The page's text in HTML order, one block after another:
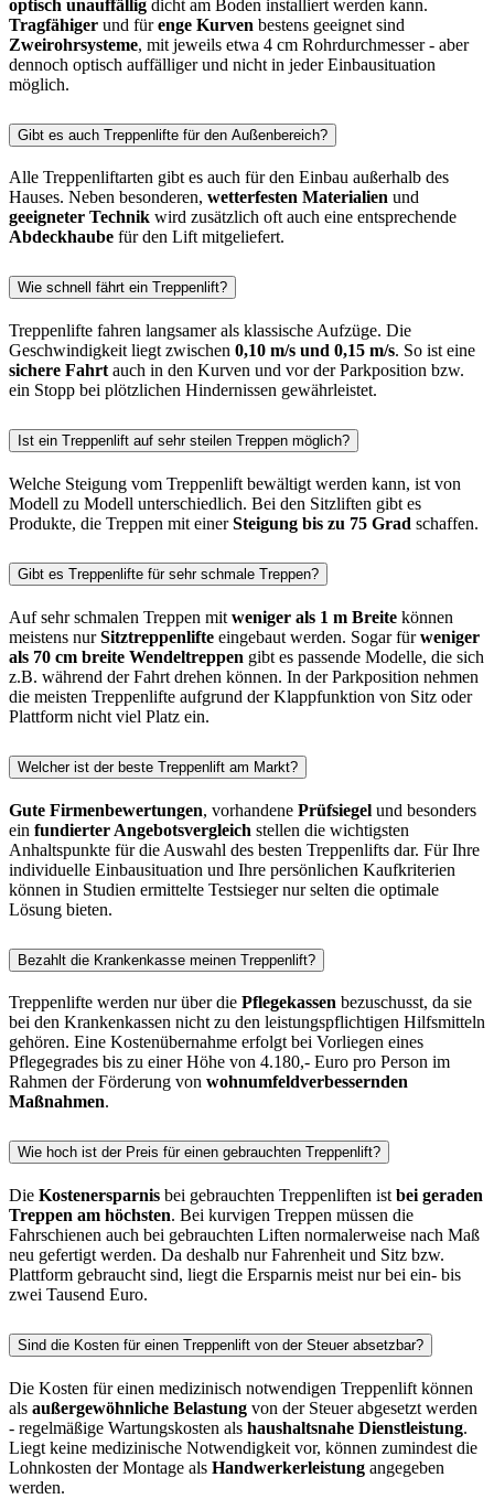
optisch unauffällig dicht am Boden installiert werden kann.
Tragfähiger und fürenge Kurven bestens geeignet sind
Zweirohrsysteme, mit jeweils etwa 4 cm Rohrdurchmesser - aber
dennoch optisch auffälliger und nicht in jeder Einbausituation
möglich.
Gibt es auch Treppenlifte für den Außenbereich?
Alle Treppenliftarten gibt es auch für den Einbau außerhalb des
Hauses. Neben besonderen, wetterfesten Materialien und
geeigneter Technik wird zusätzlich oft auch eine entsprechende
Abdeckhaube für den Lift mitgeliefert.
Wie schnell fährt ein Treppenlift?
Treppenlifte fahren langsamer als klassische Aufzüge. Die
Geschwindigkeit liegt zwischen 0,10 m/s und 0,15 m/s. So ist eine
sichere Fahrt auch in den Kurven und vor der Parkposition bzw.
ein Stopp bei plötzlichen Hindernissen gewährleistet.
Ist ein Treppenlift auf sehr steilen Treppen möglich?
Welche Steigung vom Treppenlift bewältigt werden kann, ist von
Modell zu Modell unterschiedlich. Bei den Sitzliften gibt es
Produkte, die Treppen mit einerSteigung bis zu 75 Grad schaffen.
Gibt es Treppenlifte für sehr schmale Treppen?
Auf sehr schmalen Treppen mit weniger als 1 m Breite können
meistens nurSitztreppenlifte eingebaut werden. Sogar fürweniger
als 70 cm breite Wendeltreppen gibt es passende Modelle, die sich
z.B. während der Fahrt drehen können. In der Parkposition nehmen
die meisten Treppenlifte aufgrund der Klappfunktion von Sitz oder
Plattform nicht viel Platz ein.
Welcher ist der beste Treppenlift am Markt?
Gute Firmenbewertungen, vorhandene Prüfsiegel und besonders
ein fundierter Angebotsvergleich stellen die wichtigsten
Anhaltspunkte für die Auswahl des besten Treppenlifts dar. Für Ihre
individuelle Einbausituation und Ihre persönlichen Kaufkriterien
können in Studien ermittelte Testsieger nur selten die optimale
Lösung bieten.
Bezahlt die Krankenkasse meinen Treppenlift?
Treppenlifte werden nur über die Pflegekassen bezuschusst, da sie
bei den Krankenkassen nicht zu den leistungspflichtigen Hilfsmitteln
gehören. Eine Kostenübernahme erfolgt bei Vorliegen eines
Pflegegrades bis zu einer Höhe von 4.180,- Euro pro Person im
Rahmen der Förderung von wohnumfeldverbessernden
Maßnahmen.
Wie hoch ist der Preis für einen gebrauchten Treppenlift?
Die Kostenersparnis bei gebrauchten Treppenliften ist bei geraden
Treppen am höchsten. Bei kurvigen Treppen müssen die
Fahrschienen auch bei gebrauchten Liften normalerweise nach Maß
neu gefertigt werden. Da deshalb nur Fahrenheit und Sitz bzw.
Plattform gebraucht sind, liegt die Ersparnis meist nur bei ein- bis
zwei Tausend Euro.
Sind die Kosten für einen Treppenlift von der Steuer absetzbar?
Die Kosten für einen medizinisch notwendigen Treppenlift können
als außergewöhnliche Belastung von der Steuer abgesetzt werden
- regelmäßige Wartungskosten als haushaltsnahe Dienstleistung.
Liegt keine medizinische Notwendigkeit vor, können zumindest die
Lohnkosten der Montage als Handwerkerleistung angegeben
werden.